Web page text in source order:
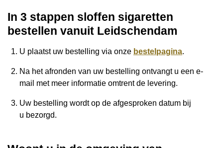
In 3 stappen sloffen sigaretten
bestellen vanuit Leidschendam
U plaatst uw bestelling via onze bestelpagina.
Na het afronden van uw bestelling ontvangt u een e-
mail met meer informatie omtrent de levering.
Uw bestelling wordt op de afgesproken datum bij
u bezorgd.